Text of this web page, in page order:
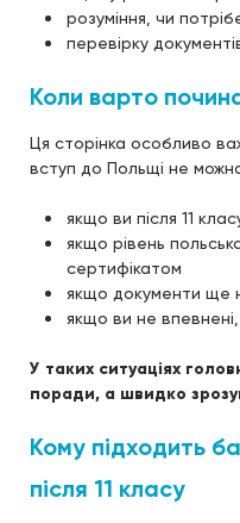
розуміння, чи
перевірку
Коли варто
Ця сторінка особливо
вступ до Польщі не
якщо ви після 11
якщо рівень
сертифікатом
якщо документи ще
якщо ви не
У таких ситуаціях
поради, а швидко
Кому підходить
після 11 класу